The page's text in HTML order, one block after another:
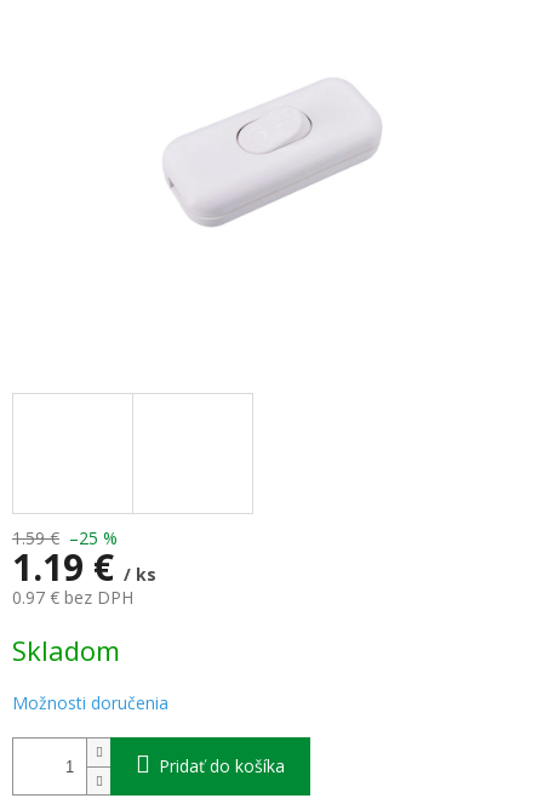
1.59 € –25 %
1.19 € / ks
0.97 € bez DPH
cena:
Skladom
Možnosti doručenia
Pridať do košíka